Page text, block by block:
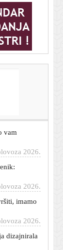
imamo
dizajnirala